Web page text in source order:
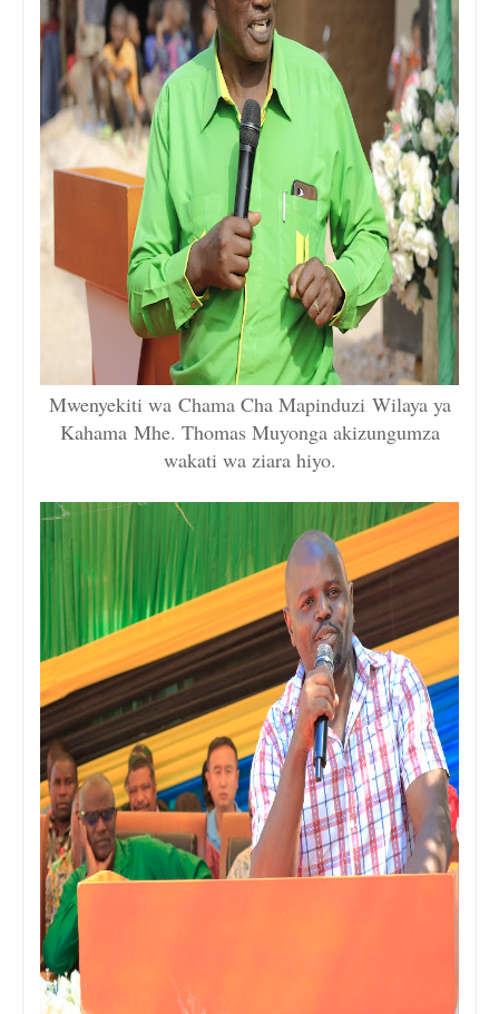
Mwenyekiti wa Chama Cha Mapinduzi Wilaya ya
Kahama Mhe. Thomas Muyonga akizungumza
wakati wa ziara hiyo.